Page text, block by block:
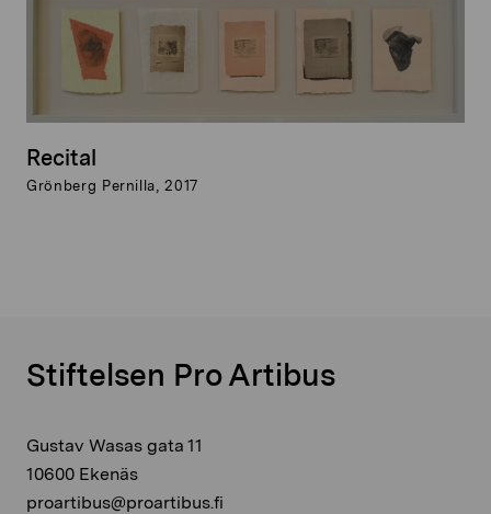
Recital
Grönberg Pernilla, 2017
Stiftelsen Pro Artibus
Gustav Wasas gata 11
10600 Ekenäs
proartibus@proartibus.fi